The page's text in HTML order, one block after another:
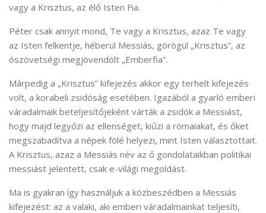
vagy a Krisztus, az élő Isten Fia.
Péter csak annyit mond, Te vagy a Krisztus, azaz Te vagy
az Isten felkentje, héberül Messiás, görögül „Krisztus”, az
ószövetségi megjövendölt „Emberfia”.
Márpedig a „Krisztus” kifejezés akkor egy terhelt kifejezés
volt, a korabeli zsidóság esetében. Igazából a gyarló emberi
váradalmaik beteljesítőjeként várták a zsidók a Messiást,
hogy majd legyőzi az ellenséget, kiűzi a rómaiakat, és őket
megszabadítva a népek fölé helyezi, mint Isten választottait.
A Krisztus, azaz a Messiás név az ő gondolataikban politikai
messiást jelentett, csak e-világi megoldást.
Ma is gyakran így használjuk a közbeszédben a Messiás
kifejezést: az a valaki, aki emberi váradalmainkat teljesíti,